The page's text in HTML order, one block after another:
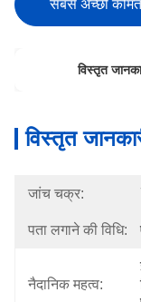
सबसे अच्छी कीमत
विस्तृत
विस्तृत
जांच चक्र:
पता लगाने की विधि:
नैदानिक ​​महत्व: